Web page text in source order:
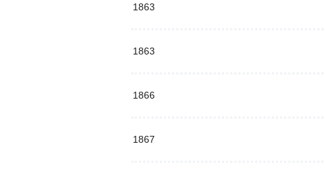
1863
1863
1866
1867